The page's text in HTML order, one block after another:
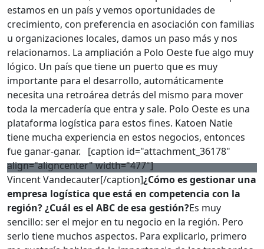
estamos en un país y vemos oportunidades de
crecimiento, con preferencia en asociación con familias
u organizaciones locales, damos un paso más y nos
relacionamos. La ampliación a Polo Oeste fue algo muy
lógico. Un país que tiene un puerto que es muy
importante para el desarrollo, automáticamente
necesita una retroárea detrás del mismo para mover
toda la mercadería que entra y sale. Polo Oeste es una
plataforma logística para estos fines. Katoen Natie
tiene mucha experiencia en estos negocios, entonces
fue ganar-ganar. [caption id="attachment_36178"
align="aligncenter" width="477"]
Vincent Vandecauter[/caption]¿Cómo es gestionar una
empresa logística que está en competencia con la
región? ¿Cuál es el ABC de esa gestión?Es muy
sencillo: ser el mejor en tu negocio en la región. Pero
serlo tiene muchos aspectos. Para explicarlo, primero